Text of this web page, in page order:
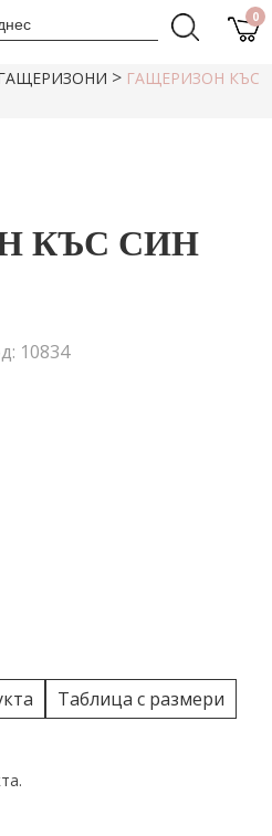
0
> ГАЩЕРИЗОН КЪС
КЪС СИН
10834
Таблица с размери